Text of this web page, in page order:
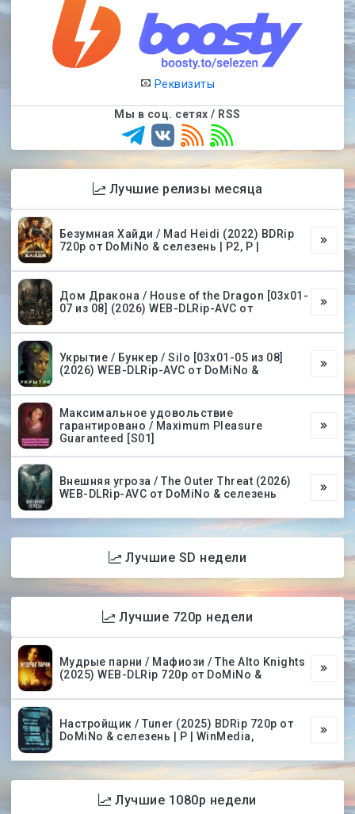
Реквизиты
Мы в соц. сетях / RSS
Лучшие релизы месяца
Безумная Хайди / Mad Heidi (2022) BDRip
720p от DoMiNo & селезень | P2, P |
Дом Дракона / House of the Dragon [03х01-
07 из 08] (2026) WEB-DLRip-AVC от
Укрытие / Бункер / Silo [03х01-05 из 08]
(2026) WEB-DLRip-AVC от DoMiNo &
Максимальное удовольствие
гарантировано / Maximum Pleasure
Guaranteed [S01]
Внешняя угроза / The Outer Threat (2026)
WEB-DLRip-AVC от DoMiNo & селезень
Лучшие SD недели
Лучшие 720p недели
Мудрые парни / Мафиози / The Alto Knights
(2025) WEB-DLRip 720p от DoMiNo &
Настройщик / Tuner (2025) BDRip 720p от
DoMiNo & селезень | P | WinMedia,
Лучшие 1080p недели